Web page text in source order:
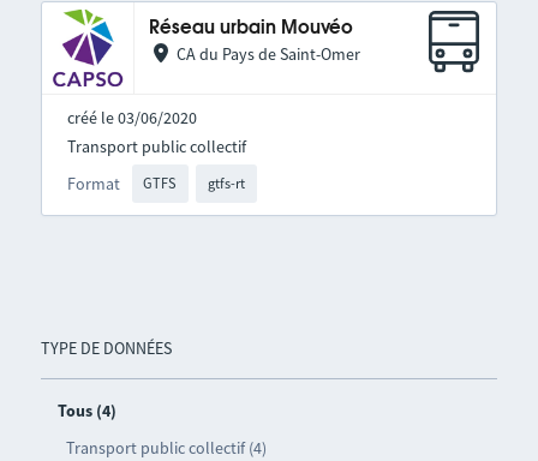
TYPE DE DONNÉES
Tous (4)
Transport public collectif (4)
Réseau urbain Mouvéo
CA du Pays de Saint-Omer
créé le 03/06/2020
Format GTFS gtfs-rt
Transport public collectif